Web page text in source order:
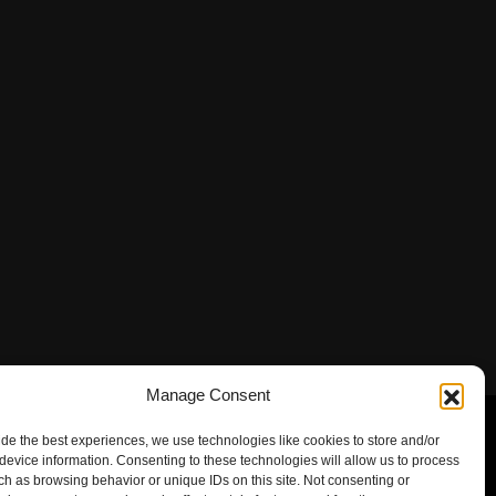
Manage Consent
the best experiences, we use technologies like cookies to store and/or
information. Consenting to these technologies will allow us to process
as browsing behavior or unique IDs on this site. Not consenting or